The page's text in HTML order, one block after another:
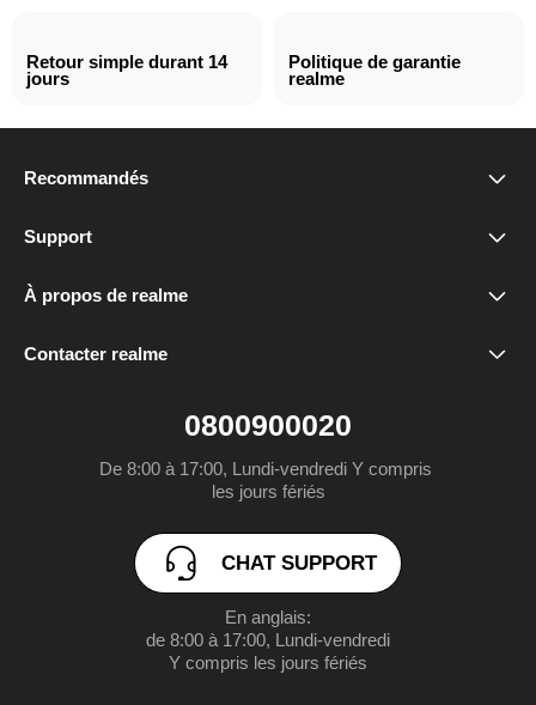
Retour simple durant 14
jours
Politique de garantie
realme
Recommandés
realme 16 5G
realme 16 Pro+ 5G
realme 16 Pro 5G
realme P3 Lite
Support
FAQ
Déclaration de conformité
MANUEL DE L’UTILISATEUR
Gérer les cookies
À propos de realme
Marque
Contacter realme
0800900020
De 8:00 à 17:00, Lundi-vendredi Y compris
les jours fériés
CHAT SUPPORT
En anglais:
de 8:00 à 17:00, Lundi-vendredi
Y compris les jours fériés